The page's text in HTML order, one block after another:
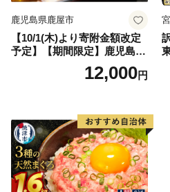
鹿児島県鹿屋市
【10/1(木)より寄附金額改定
予定】【期間限定】鹿児島県
大隅産うなぎ蒲焼4尾（400
g） KN007-02312,000円